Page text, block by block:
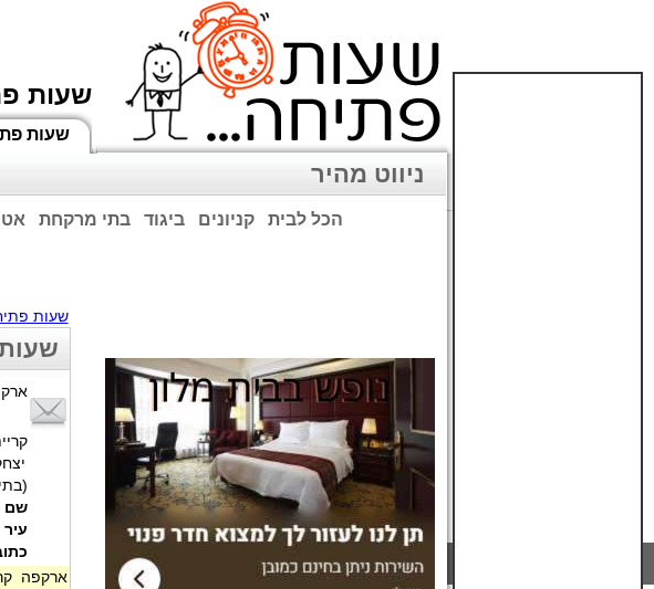
שעות
שעות
ניווט מהיר
בתי מרקחת ביגוד קניונים הכל לבית
שעות
יצחק רבין
שם
עיר
ארקפה